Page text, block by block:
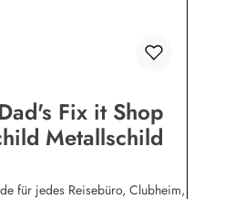
Fix it Shop
Metallschild
für jedes Reisebüro, Clubheim,